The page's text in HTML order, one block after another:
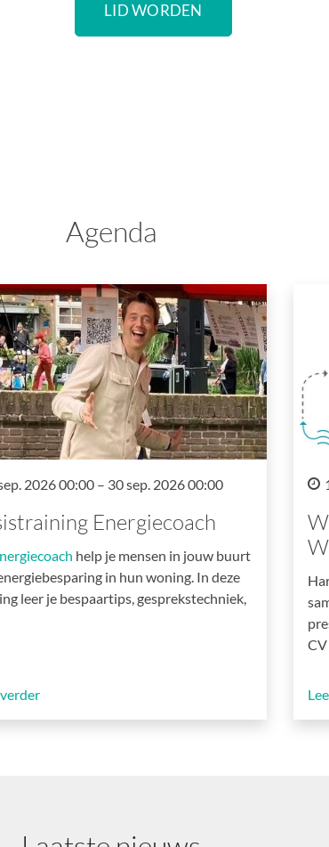
LID WORDEN
Agenda
2026 00:00 – 30 sep. 2026 00:00
Energiecoach
help je mensen in jouw buurt
in hun woning. In deze
leer je bespaartips, gesprekstechniek,